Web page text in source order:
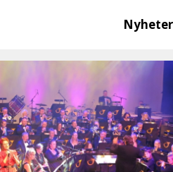
Nyheter